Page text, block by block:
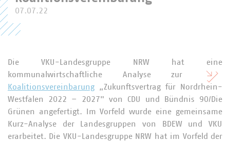
07.07.22
Die VKU-Landesgruppe NRW hat eine
kommunalwirtschaftliche Analyse zur
Koalitionsvereinbarung „Zukunftsvertrag für Nordrhein-
Westfalen 2022 – 2027" von CDU und Bündnis 90/Die
Grünen angefertigt. Im Vorfeld wurde eine gemeinsame
Kurz-Analyse der Landesgruppen von BDEW und VKU
erarbeitet. Die VKU-Landesgruppe NRW hat im Vorfeld der